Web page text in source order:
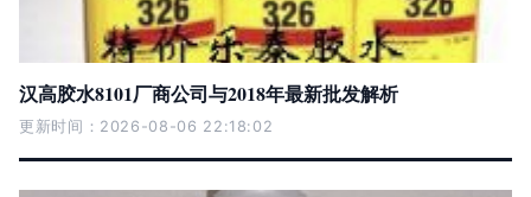
汉高胶水8101厂商公司与2018年最新批发解析
更新时间：2026-08-06 22:18:02